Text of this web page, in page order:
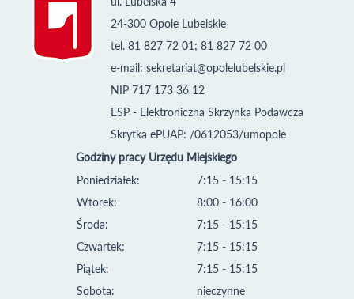
24-300 Opole Lubelskie
tel. 81 827 72 01; 81 827 72 00
e-mail: sekretariat@opolelubelskie.pl
NIP 717 173 36 12
ESP - Elektroniczna Skrzynka Podawcza
Skrytka ePUAP: /0612053/umopole
Godziny pracy Urzędu Miejskiego
Poniedziałek:
Wtorek:
Środa:
Czwartek:
Piątek:
Sobota:
7:15 - 15:15
8:00 - 16:00
7:15 - 15:15
7:15 - 15:15
7:15 - 15:15
nieczynne